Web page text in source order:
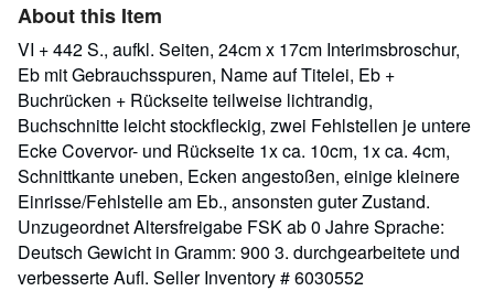
About this Item
VI + 442 S., aufkl. Seiten, 24cm x 17cm Interimsbroschur,
Eb mit Gebrauchsspuren, Name auf Titelei, Eb +
Buchrücken + Rückseite teilweise lichtrandig,
Buchschnitte leicht stockfleckig, zwei Fehlstellen je untere
Ecke Covervor- und Rückseite 1x ca. 10cm, 1x ca. 4cm,
Schnittkante uneben, Ecken angestoßen, einige kleinere
Einrisse/Fehlstelle am Eb., ansonsten guter Zustand.
Unzugeordnet Altersfreigabe FSK ab 0 Jahre Sprache:
Deutsch Gewicht in Gramm: 900 3. durchgearbeitete und
verbesserte Aufl. Seller Inventory # 6030552